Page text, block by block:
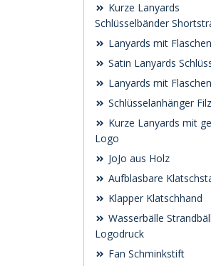
Kurze Lanyards
Schlüsselbänder
Lanyards mit
Satin Lanyards
Lanyards mit
Schlüsselanhänger Filz
Kurze Lanyards mit
Logo
JoJo aus Holz
Aufblasbare
Klapper Klatschhand
Wasserbälle
Logodruck
Fan Schminkstift